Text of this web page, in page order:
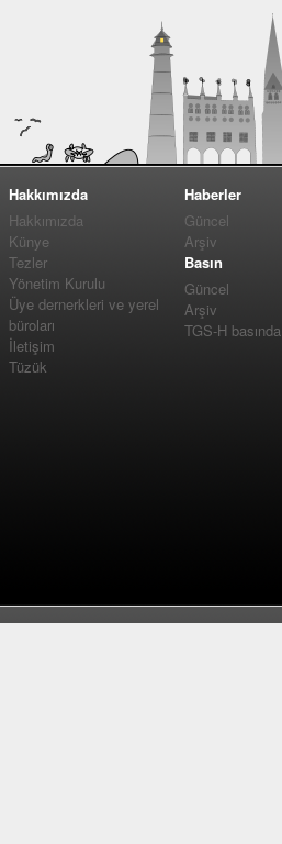
Hakkımızda
Hakkımızda
Künye
Tezler
Yönetim Kurulu
Üye dernerkleri ve yerel
büroları
İletişim
Tüzük
Haberler
Güncel
Arşiv
Basın
Güncel
Arşiv
TGS-H basında